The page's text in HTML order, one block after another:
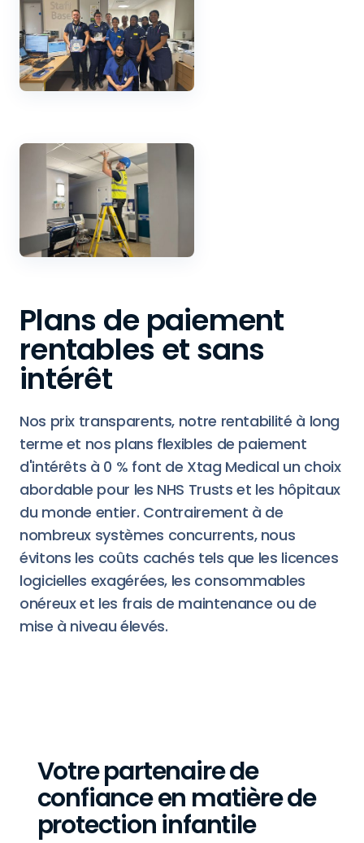
Plans de paiement
rentables et sans
intérêt
Nos prix transparents, notre rentabilité à long
terme et nos plans flexibles de paiement
d'intérêts à 0 % font de Xtag Medical un choix
abordable pour les NHS Trusts et les hôpitaux
du monde entier. Contrairement à de
nombreux systèmes concurrents, nous
évitons les coûts cachés tels que les licences
logicielles exagérées, les consommables
onéreux et les frais de maintenance ou de
mise à niveau élevés.
Votre partenaire de
confiance en matière de
protection infantile